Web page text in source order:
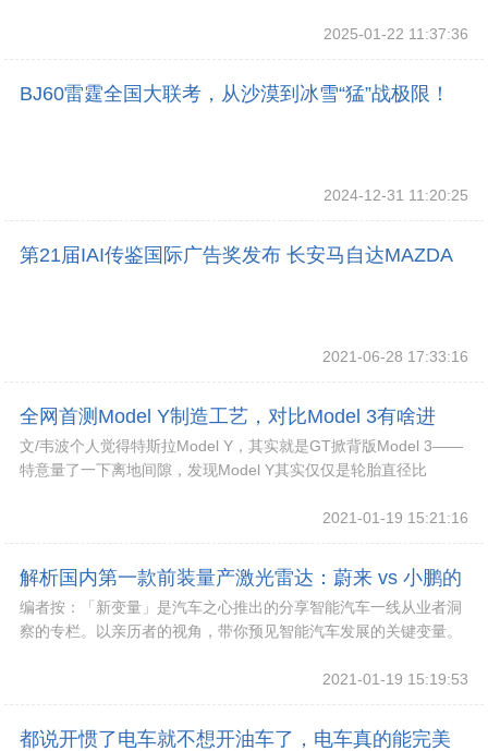
2025-01-22 11:37:36
BJ60雷霆全国大联考，从沙漠到冰雪“猛”战极限！
2024-12-31 11:20:25
第21届IAI传鉴国际广告奖发布 长安马自达MAZDA
2021-06-28 17:33:16
全网首测Model Y制造工艺，对比Model 3有啥进
步？
文/韦波个人觉得特斯拉Model Y，其实就是GT掀背版Model 3——
特意量了一下离地间隙，发现Model Y其实仅仅是轮胎直径比
2021-01-19 15:21:16
解析国内第一款前装量产激光雷达：蔚来 vs 小鹏的
选择
编者按：「新变量」是汽车之心推出的分享智能汽车一线从业者洞
察的专栏。以亲历者的视角，带你预见智能汽车发展的关键变量。
2021-01-19 15:19:53
都说开惯了电车就不想开油车了，电车真的能完美